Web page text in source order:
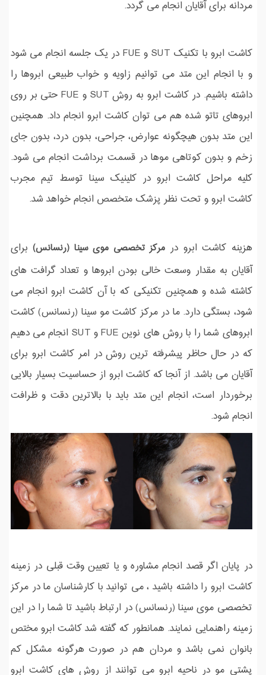
مردانه برای آقایان انجام می گردد.
کاشت ابرو با تکنیک SUT و FUE در یک جلسه انجام می شود
و با انجام این متد می توانیم زاویه و خواب طبیعی ابروها را
داشته باشیم. در کاشت ابرو به روش SUT و FUE حتی بر روی
ابروهای تاتو شده هم می توان کاشت ابرو انجام داد. همچنین
این متد بدون هیچگونه عوارض، جراحی، بدون درد، بدون جای
زخم و بدون کوتاهی موها در قسمت برداشت انجام می شود.
کلیه مراحل کاشت ابرو در کلینیک سینا توسط تیم مجرب
کاشت ابرو و تحت نظر پزشک متخصص انجام خواهد شد.
هزینه کاشت ابرو در مرکز تخصصی موی سینا (رنسانس)برای
آقایان به مقدار وسعت خالی بودن ابروها و تعداد گرافت های
کاشته شده و همچنین تکنیکی که با آن کاشت ابرو انجام می
شود، بستگی دارد. ما در مرکز کاشت مو سینا (رنسانس) کاشت
ابروهای شما را با روش های نوین FUE و SUT انجام می دهیم
که در حال حاظر پیشرفته ترین روش در امر کاشت ابرو برای
آقایان می باشد. از آنجا که کاشت ابرو از حساسیت بسیار بالایی
برخوردار است، انجام این متد باید با بالاترین دقت و ظرافت
انجام شود.
در پایان اگر قصد انجام مشاوره و یا تعیین وقت قبلی در زمینه
کاشت ابرو را داشته باشید ، می توانید با کارشناسان ما در مرکز
تخصصی موی سینا (رنسانس) در ارتباط باشید تا شما را در این
زمینه راهنمایی نمایند. همانطور که گفته شد کاشت ابرو مختص
بانوان نمی باشد و مردان هم در صورت هرگونه مشکل کم
پشتی مو در ناحیه ابرو می توانند از روش های کاشت ابرو